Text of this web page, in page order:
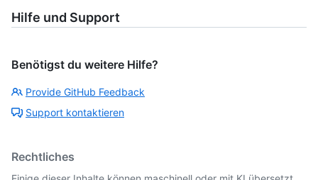
Hilfe und Support
Benötigst du weitere Hilfe?
Provide GitHub Feedback
Support kontaktieren
Rechtliches